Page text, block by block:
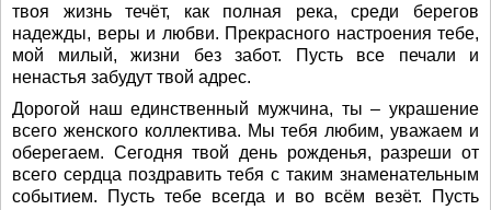
твоя жизнь течёт, как полная река, среди берегов
надежды, веры и любви. Прекрасного настроения тебе,
мой милый, жизни без забот. Пусть все печали и
ненастья забудут твой адрес.
Дорогой наш единственный мужчина, ты – украшение
всего женского коллектива. Мы тебя любим, уважаем и
оберегаем. Сегодня твой день рожденья, разреши от
всего сердца поздравить тебя с таким знаменательным
событием. Пусть тебе всегда и во всём везёт. Пусть